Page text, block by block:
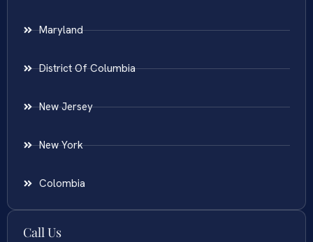
Maryland
District Of Columbia
New Jersey
New York
Colombia
Call Us